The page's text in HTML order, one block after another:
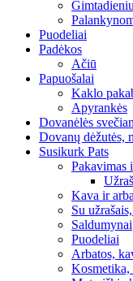
Puodeliai
Padėkos
Ačiū
Papuošalai
Kaklo
Apyrankės
Dovanėlės
Dovanų dėžutės,
Susikurk Pats
Pakavimas
Kava ir
Su
Saldumynai
Puodeliai
Arbatos,
Kosmetika,